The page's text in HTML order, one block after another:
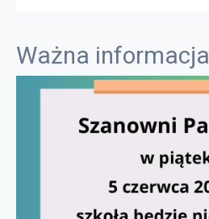
Ważna informacja